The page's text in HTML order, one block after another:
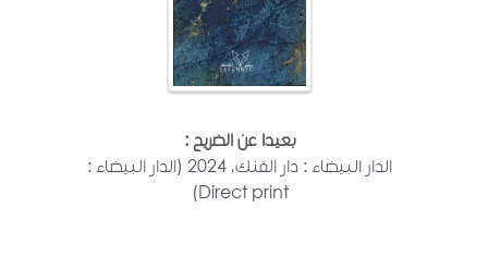
بعيدا عن الضريح :
الدار البيضاء : دار الفنك، 2024 (الدار البيضاء :
Direct print)